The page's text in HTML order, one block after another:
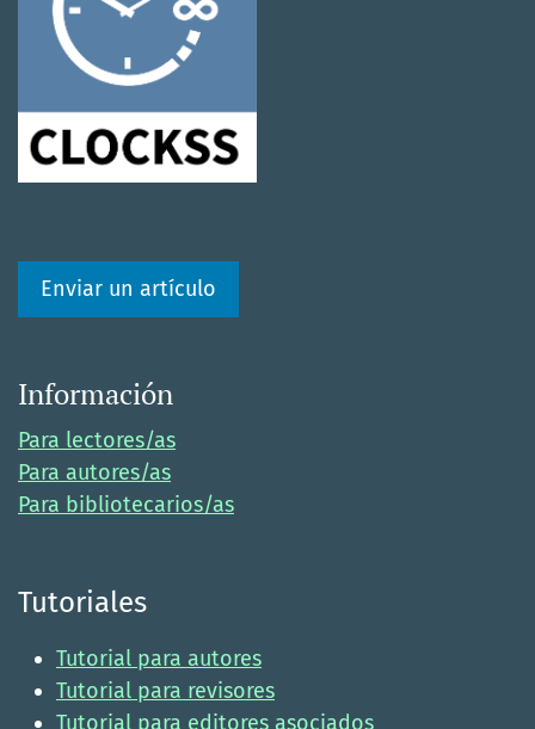
Enviar un artículo
Información
Para lectores/as
Para autores/as
Para bibliotecarios/as
Tutoriales
Tutorial para autores
Tutorial para revisores
Tutorial para editores asociados